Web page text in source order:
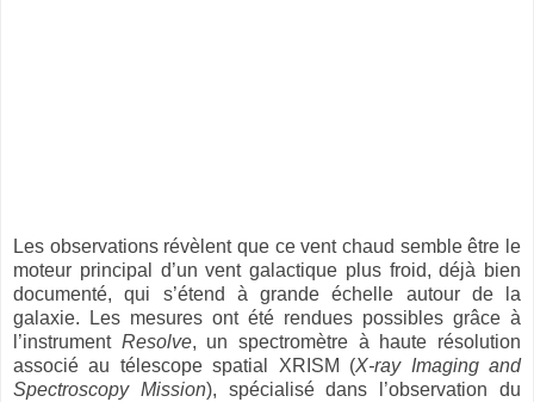
Les observations révèlent que ce vent chaud sembleêtre le
moteur principal d’un vent galactique plus froid, déjà bien
documenté, qui s’étend àgrandeéchelle autour de la
galaxie. Les mesures ont été rendues possibles grâce à
’instrument Resolve, un spectromètre à haute résolution
associé au télescope spatial XRISM (X-ray Imaging and
Spectroscopy Mission), spécialisé dans l’observation du